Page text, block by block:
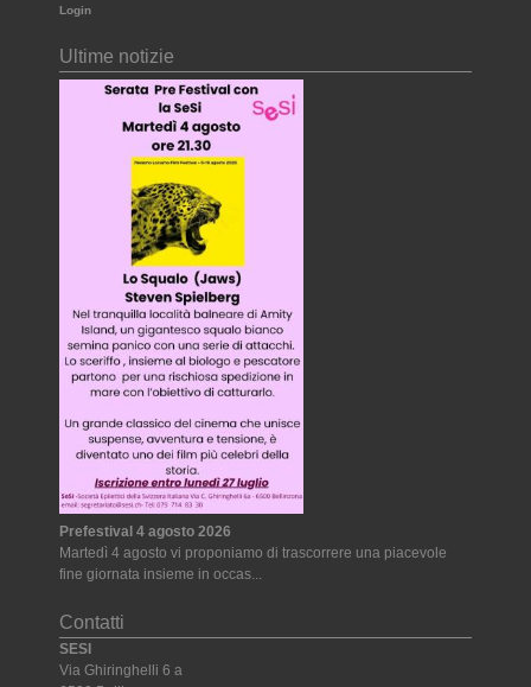
Login
Ultime notizie
Prefestival 4 agosto 2026
Martedì 4 agosto vi proponiamo di trascorrere una piacevole
fine giornata insieme in occas...
Contatti
SESI
Via Ghiringhelli 6 a